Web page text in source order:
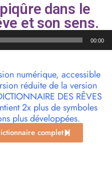
dans le
et son sens.
00:00
numérique, accessible
réduite de la version
DES RÊVES
2x plus de symboles
plus développées.
complet